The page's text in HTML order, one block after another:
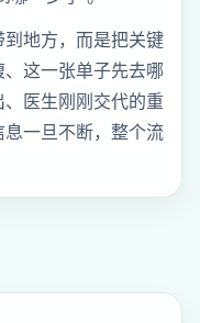
地方，而是把关键
这一张单子先去哪
医生刚刚交代的重
一旦不断，整个流